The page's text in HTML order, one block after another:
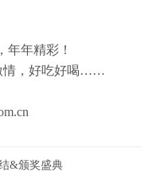
年年精彩！
情，好吃好喝……
&颁奖盛典